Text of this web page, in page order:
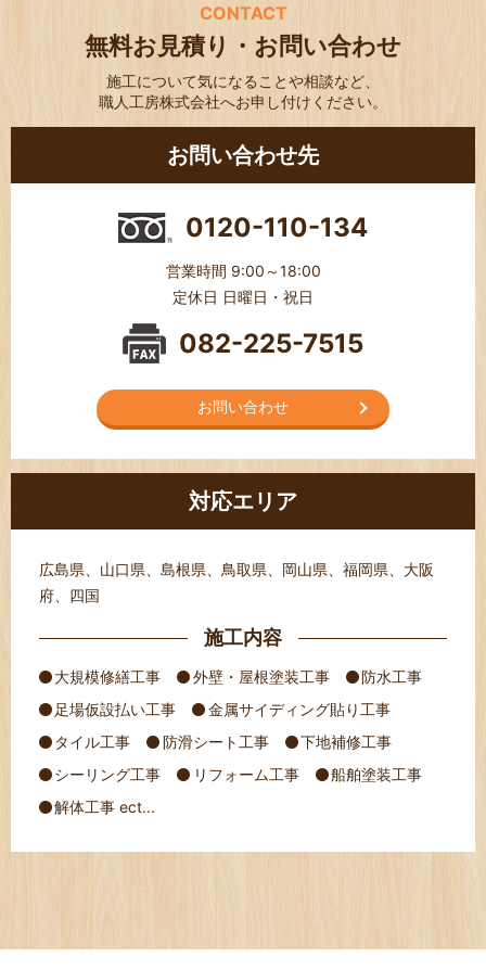
CONTACT
無料お見積り・お問い合わせ
施工について気になることや相談など、
職人工房株式会社へお申し付けください。
お問い合わせ先
0120-110-134
営業時間 9:00～18:00
定休日 日曜日・祝日
082-225-7515
お問い合わせ
対応エリア
広島県、山口県、島根県、鳥取県、岡山県、福岡県、大阪
府、四国
施工内容
大規模修繕工事 外壁・屋根塗装工事
防水工事
足場仮設払い工事
金属サイディング貼り工事
タイル工事
防滑シート工事
下地補修工事
シーリング工事
リフォーム工事
船舶塗装工事
解体工事 ect...